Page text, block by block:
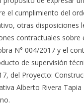
el cumplimiento del
otras disposiciones
contractuales sobre
N° 004/2017 y el
de supervisión
del Proyecto:
Alberto Rivera Tapia